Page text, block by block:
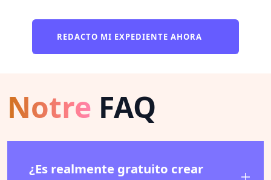
REDACTO MI EXPEDIENTE AHORA
Notre FAQ
¿Es realmente gratuito crear